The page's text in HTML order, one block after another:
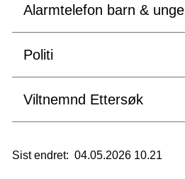
Alarmtelefon barn & unge
Politi
Viltnemnd Ettersøk
Sist endret 04.05.2026 10.21